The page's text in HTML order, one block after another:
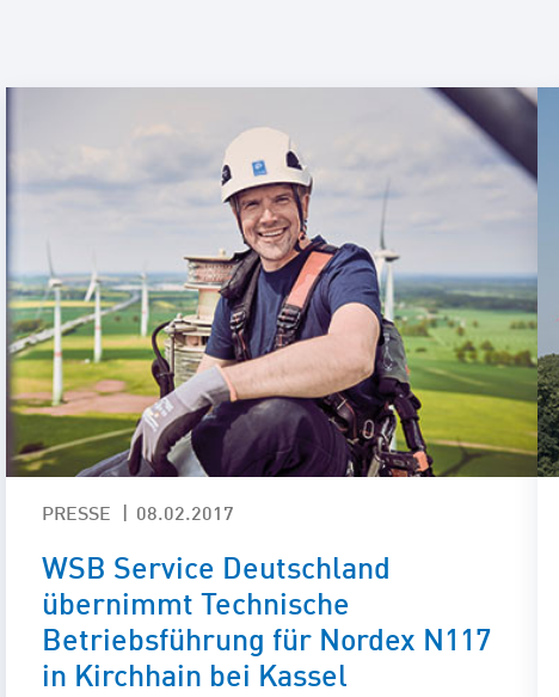
Innovation
Batteriespeicherlösungen
ENERGYNIOUS –
Individuelle
Energielösungen
PRESSE 08.02.2017
WSB Service Deutschland
übernimmt Technische
Betriebsführung für Nordex N117
in Kirchhain bei Kassel